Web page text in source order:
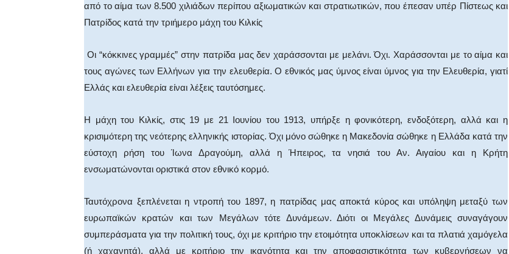
από το αίμα των 8.500 χιλιάδων περίπου αξιωματικών και στρατιωτικών, που έπεσαν υπέρ Πίστεως και
Πατρίδος κατά την τριήμερο μάχη του Κιλκίς
Οι “κόκκινες γραμμές” στην πατρίδα μας δεν χαράσσονται με μελάνι. Όχι. Χαράσσονται με το αίμα και
τους αγώνες των Ελλήνων για την ελευθερία. Ο εθνικός μας ύμνος είναι ύμνος για την Ελευθερία, γιατί
Ελλάς και ελευθερία είναι λέξεις ταυτόσημες.
Η μάχη του Κιλκίς, στις 19 με 21 Ιουνίου του 1913, υπήρξε η φονικότερη, ενδοξότερη, αλλά και η
κρισιμότερη της νεότερης ελληνικής ιστορίας. Όχι μόνο σώθηκε η Μακεδονία σώθηκε η Ελλάδα κατά την
εύστοχη ρήση του Ίωνα Δραγούμη, αλλά η Ήπειρος, τα νησιά του Αν. Αιγαίου και η Κρήτη
ενσωματώνονται οριστικά στον εθνικό κορμό.
Ταυτόχρονα ξεπλένεται η ντροπή του 1897, η πατρίδας μας αποκτά κύρος και υπόληψη μεταξύ των
ευρωπαϊκών κρατών και των Μεγάλων τότε Δυνάμεων. Διότι οι Μεγάλες Δυνάμεις συναγάγουν
συμπεράσματα για την πολιτική τους, όχι με κριτήριο την ετοιμότητα υποκλίσεων και τα πλατιά χαμόγελα
(ή χαχανητά), αλλά με κριτήριο την ικανότητα και την αποφασιστικότητα των κυβερνήσεων να